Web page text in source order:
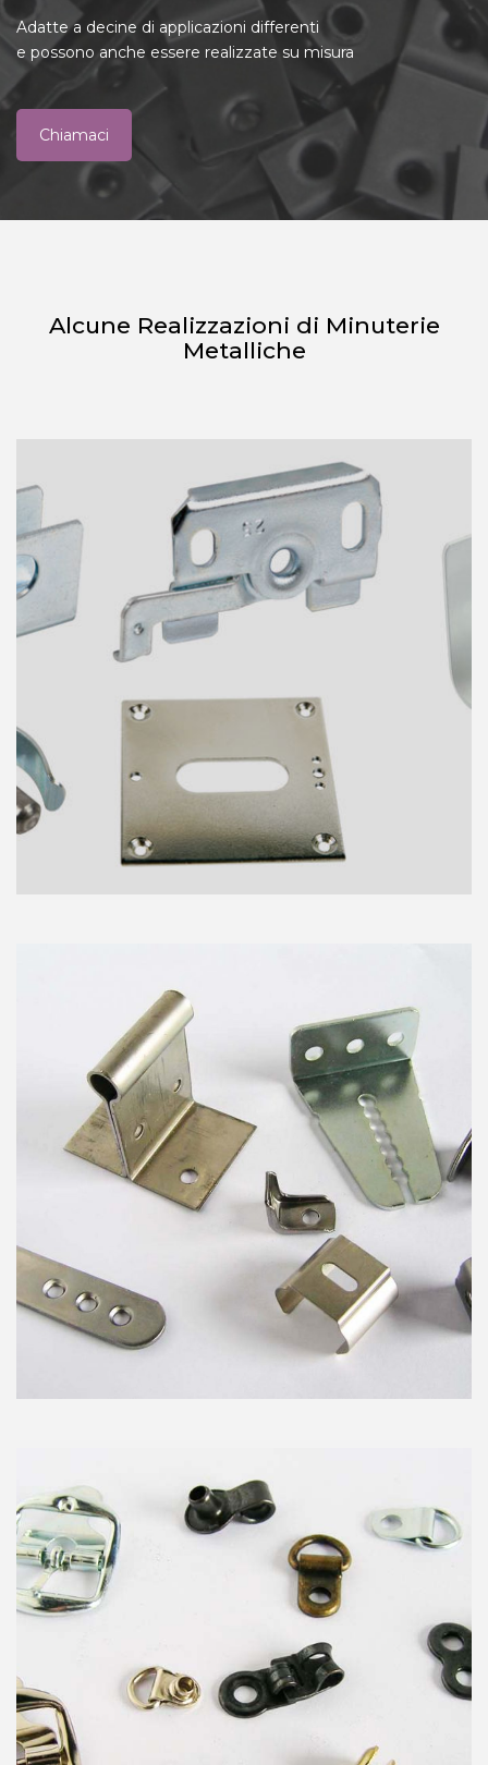
Adatte a decine di applicazioni differenti
e possono anche essere realizzate su misura
Chiamaci
Alcune Realizzazioni di Minuterie
Metalliche